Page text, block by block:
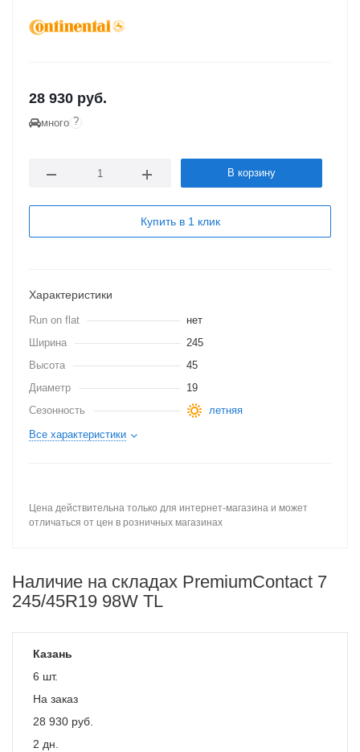
28 930 руб.
много ?
В корзину
Купить в 1 клик
Характеристики
Run on flat
нет
Ширина
245
Высота
45
Диаметр
19
Сезонность
летняя
Все характеристики
Цена действительна только для интернет-магазина и может
отличаться от цен в розничных магазинах
Наличие на складах PremiumContact 7
245/45R19 98W TL
Казань
6 шт.
На заказ
28 930 руб.
2 дн.